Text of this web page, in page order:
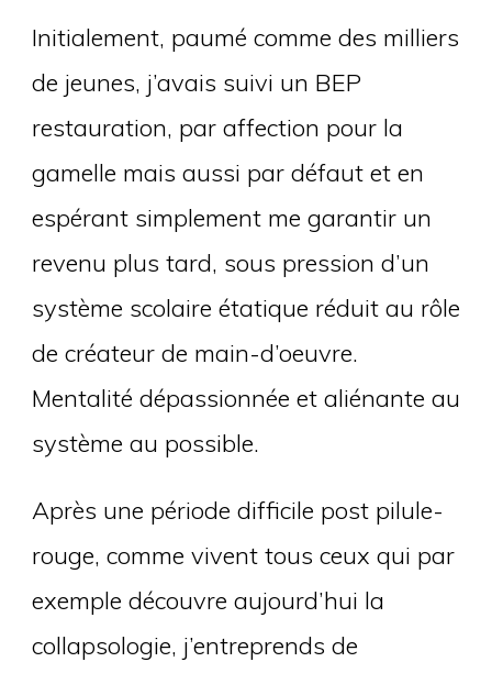
Initialement, paumé comme des milliers
de jeunes, j’avais suivi un BEP
restauration, par affection pour la
gamelle mais aussi par défaut et en
espérant simplement me garantir un
revenu plus tard, sous pression d’un
système scolaire étatique réduit au rôle
de créateur de main-d’oeuvre.
Mentalité dépassionnée et aliénante au
système au possible.
Après une période difficile post pilule-
rouge, comme vivent tous ceux qui par
exemple découvre aujourd’hui la
collapsologie, j’entreprends de